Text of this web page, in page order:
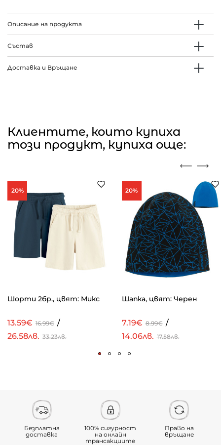
Описание на продукта
Състав
Доставка и Връщане
Клиентите, които купиха
този продукт, купиха още:
20%
Шорти 2бр., цвят: Микс
13.59€ 16.99€ /
26.58лв. 33.23лв.
20%
Шапка, цвят: Черен
7.19€ 8.99€ /
14.06лв. 17.58лв.
Безплатна
доставка
100% сигурност
на онлайн
трансакциите
Право на
връщане